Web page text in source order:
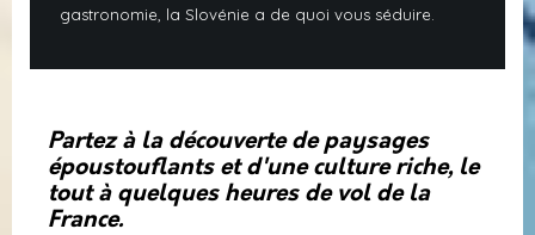
gastronomie, la Slovénie a de quoi vous séduire.
Partez à la découverte de paysages
époustouflants et d'une culture riche, le
tout à quelques heures de vol de la
France.